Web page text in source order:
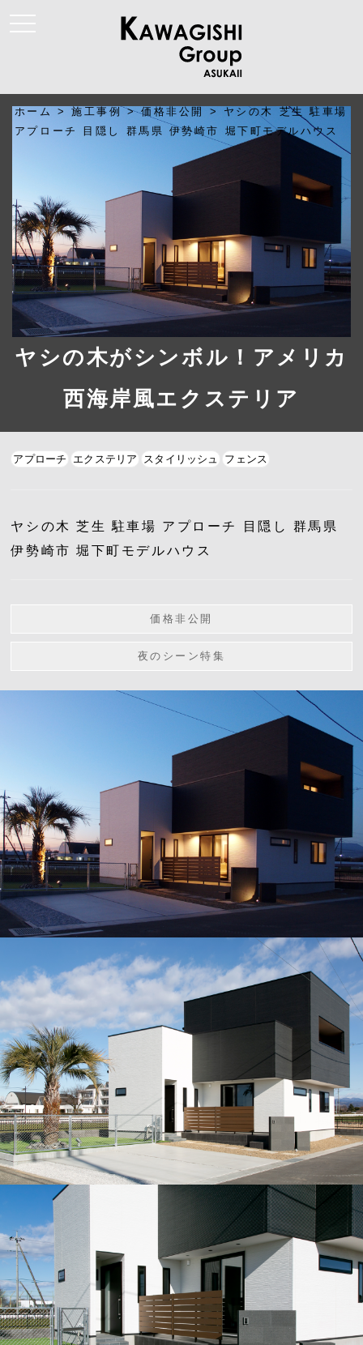
t
o
n
a
v
i
ホーム >施工事例 >価格非公開 > ヤシの木 芝生 駐車場
アプローチ 目隠し 群馬県 伊勢崎市 堀下町モデルハウス
ヤシの木がシンボル！アメリカ
西海岸風エクステリア
アプローチ エクステリア スタイリッシュ フェンス
ヤシの木 芝生 駐車場 アプローチ 目隠し 群馬県
伊勢崎市 堀下町モデルハウス
価格非公開
夜のシーン特集